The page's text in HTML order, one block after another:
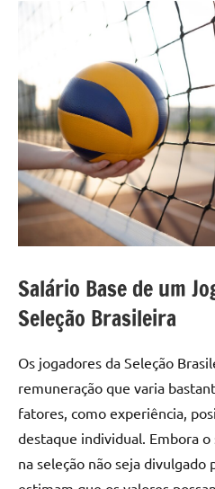
Salário Base de um
Seleção Brasileira
Os jogadores da Seleção
remuneração que varia
fatores, como experiência,
destaque individual. Embora
na seleção não seja